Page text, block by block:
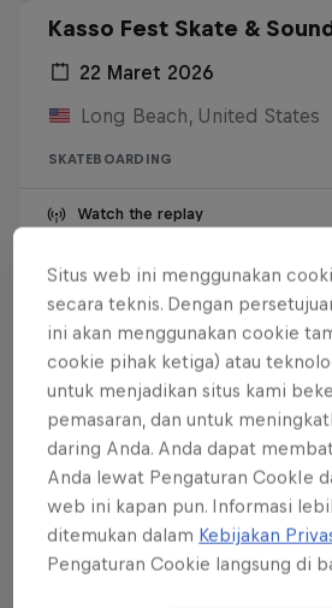
Kasso Fest Skate &
22 Maret 2026
Long Beach, United States
SKATEBOARDING
Watch the replay
Want more of
Skateboarding
Welcome to the Red Bull Skateboarding
source for skateboarding news, videos,
Situs web ini menggunakan
secara teknis. Dengan
ini akan menggunakan cookie
cookie pihak ketiga) atau
untuk menjadikan situs kami
pemasaran, dan untuk
daring Anda. Anda dapat
Anda lewat Pengaturan CookIe
web ini kapan pun. Informasi
ditemukan dalam Kebijakan
Pengaturan Cookie langsung di